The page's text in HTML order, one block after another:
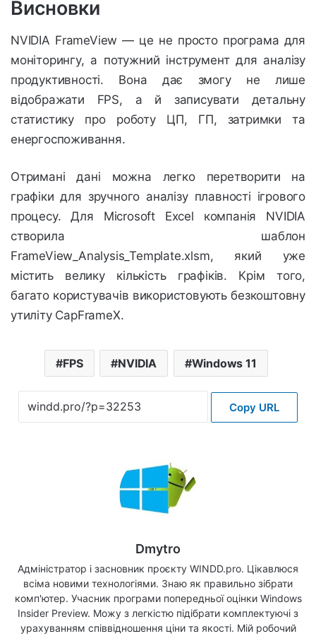
Висновки
NVIDIA FrameView — це не просто програма для
моніторингу, а потужний інструмент для аналізу
продуктивності. Вона дає змогу не лише
відображати FPS, а й записувати детальну
статистику про роботу ЦП, ГП, затримки та
енергоспоживання.
Отримані дані можна легко перетворити на
графіки для зручного аналізу плавності ігрового
процесу. Для Microsoft Excel компанія NVIDIA
створила шаблон
FrameView_Analysis_Template.xlsm, який уже
містить велику кількість графіків. Крім того,
багато користувачів використовують безкоштовну
утиліту CapFrameX.
FPS NVIDIA Windows 11
Copy URL
Dmytro
Адміністратор і засновник проєкту WINDD.pro. Цікавлюся
всіма новими технологіями. Знаю як правильно зібрати
комп'ютер. Учасник програми попередньої оцінки Windows
Insider Preview. Можу з легкістю підібрати комплектуючі з
урахуванням співвідношення ціни та якості. Мій робочий